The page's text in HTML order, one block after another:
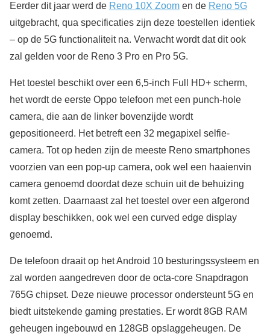
Eerder dit jaar werd de Reno 10X Zoom en de Reno 5G
uitgebracht, qua specificaties zijn deze toestellen identiek
– op de 5G functionaliteit na. Verwacht wordt dat dit ook
zal gelden voor de Reno 3 Pro en Pro 5G.
Het toestel beschikt over een 6,5-inch Full HD+ scherm,
het wordt de eerste Oppo telefoon met een punch-hole
camera, die aan de linker bovenzijde wordt
gepositioneerd. Het betreft een 32 megapixel selfie-
camera. Tot op heden zijn de meeste Reno smartphones
voorzien van een pop-up camera, ook wel een haaienvin
camera genoemd doordat deze schuin uit de behuizing
komt zetten. Daarnaast zal het toestel over een afgerond
display beschikken, ook wel een curved edge display
genoemd.
De telefoon draait op het Android 10 besturingssysteem en
zal worden aangedreven door de octa-core Snapdragon
765G chipset. Deze nieuwe processor ondersteunt 5G en
biedt uitstekende gaming prestaties. Er wordt 8GB RAM
geheugen ingebouwd en 128GB opslaggeheugen. De